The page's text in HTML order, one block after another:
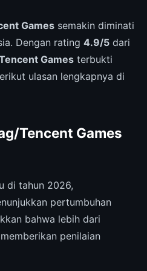
Games semakin diminati
Dengan rating 4.9/5 dari
Games terbukti
ulasan lengkapnya di
Tencent Games
di tahun 2026,
pertumbuhan
bahwa lebih dari
penilaian